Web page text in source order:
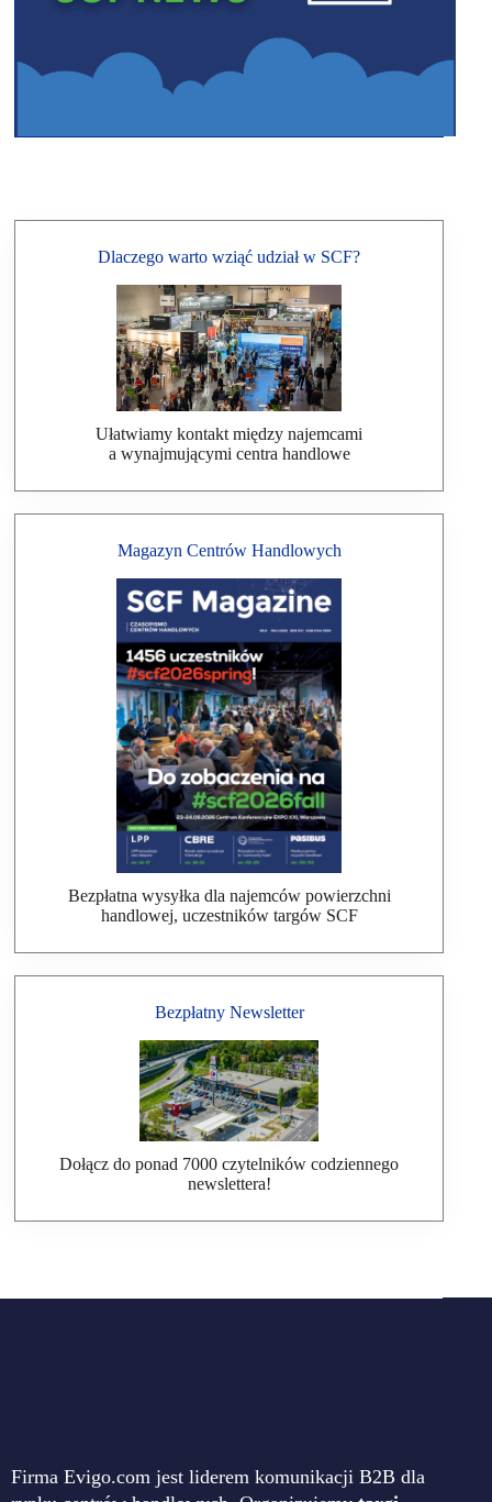
Dlaczego warto wziąć udział w SCF?
Ułatwiamy kontakt między najemcami
a wynajmującymi centra handlowe
Magazyn Centrów Handlowych
Bezpłatna wysyłka dla najemców powierzchni
handlowej, uczestników targów SCF
Bezpłatny Newsletter
Dołącz do ponad 7000 czytelników codziennego
newslettera!
Firma Evigo.com jest liderem komunikacji B2B dla